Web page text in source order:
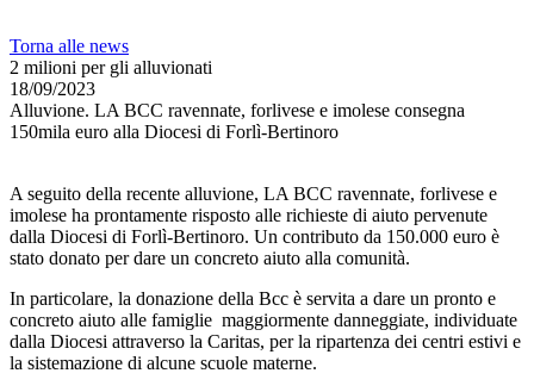
Torna alle news
2 milioni per gli alluvionati
18/09/2023
Alluvione. LA BCC ravennate, forlivese e imolese consegna
150mila euro alla Diocesi di Forlì-Bertinoro
A seguito della recente alluvione, LA BCC ravennate, forlivese e
imolese ha prontamente risposto alle richieste di aiuto pervenute
dalla Diocesi di Forlì-Bertinoro. Un contributo da 150.000 euro è
stato donato per dare un concreto aiuto alla comunità.
In particolare, la donazione della Bcc è servita a dare un pronto e
concreto aiuto alle famiglie maggiormente danneggiate, individuate
dalla Diocesi attraverso la Caritas, per la ripartenza dei centri estivi e
la sistemazione di alcune scuole materne.